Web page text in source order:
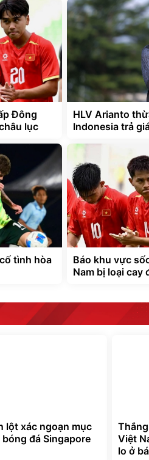
Đông
lục
HLV Arianto
Indonesia trả
tình hòa
Báo khu vực
Nam bị loại cay
lột xác ngoạn mục
bóng đá Singapore
Việt
lo ở